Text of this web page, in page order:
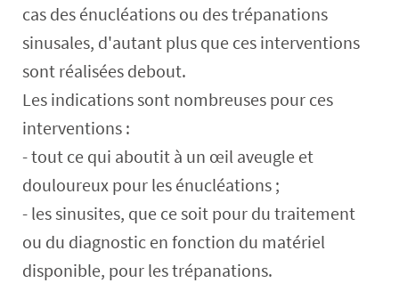
cas des énucléations ou des trépanations
sinusales, d'autant plus que ces interventions
sont réalisées debout.
Les indications sont nombreuses pour ces
interventions :
- tout ce qui aboutit à un œil aveugle et
douloureux pour les énucléations ;
- les sinusites, que ce soit pour du traitement
ou du diagnostic en fonction du matériel
disponible, pour les trépanations.